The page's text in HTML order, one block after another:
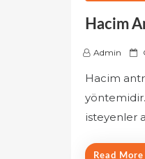
Hacim
Admin
P
s
t
e
o
Hacim
isteyenler
Read More